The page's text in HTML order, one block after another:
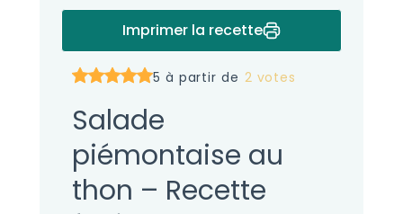
Imprimer la recette
5 à partir de 2 votes
Salade
piémontaise au
thon – Recette